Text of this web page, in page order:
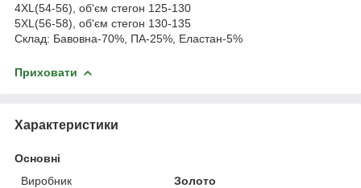
4XL(54-56), об'єм стегон 125-130
5XL(56-58), об'єм стегон 130-135
Склад: Бавовна-70%, ПА-25%, Еластан-5%
Приховати
Характеристики
Основні
Виробник
Золото